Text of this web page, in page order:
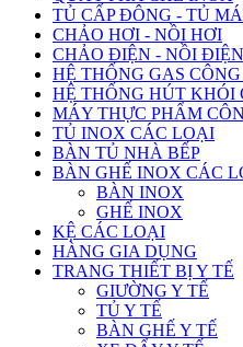
TỦ CẤP ĐÔNG - TỦ
CHẢO HƠI - NỒI HƠI
CHẢO ĐIỆN - NỒI
HỆ THỐNG GAS
HỆ THỐNG HÚT KHÓI
MÁY THỰC PHẨM
TỦ INOX CÁC LOẠI
BÀN TỦ NHÀ BẾP
BÀN GHẾ INOX CÁC
BÀN INOX
GHẾ INOX
KỆ CÁC LOẠI
HÀNG GIA DỤNG
TRANG THIẾT BỊ Y TẾ
GIƯỜNG Y TẾ
TỦ Y TẾ
BÀN GHẾ Y TẾ